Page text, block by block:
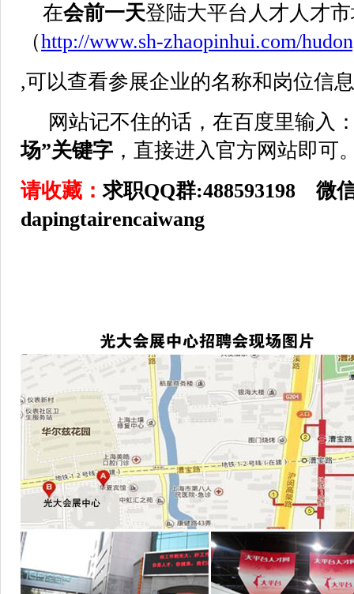
在会前一天登陆大平台人才人才
（http://www.sh-zhaopinhui.com/
,可以查看参展企业的名称和岗位信
网站记不住的话，在百度里输入
场”关键字 ，直接进入官方网站即可
请收藏：求职QQ群:488593198 微
dapingtairencaiwang